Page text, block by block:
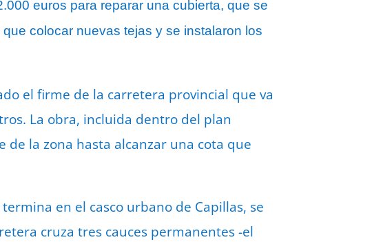
euros para reparar una cubierta, que se
colocar nuevas tejas y se instalaron los
el firme de la carretera provincial que va
La obra, incluida dentro del plan
la zona hasta alcanzar una cota que
en el casco urbano de Capillas, se
cruza tres cauces permanentes -el